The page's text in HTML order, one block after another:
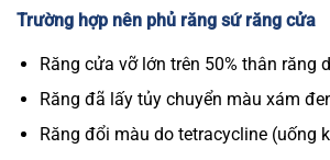
Trường hợp nên phủ răng sứ răng cửa
Răng cửa vỡ lớn trên 50% thân răng
Răng đã lấy tủy chuyển màu xám
Răng đổi màu do tetracycline (uống